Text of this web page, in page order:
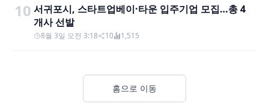
10 서귀포시, 스타트업베이·타운 입주기업 모집…총 4
개사 선발
8월 3일 오전 3:18 10 1,515
홈으로 이동